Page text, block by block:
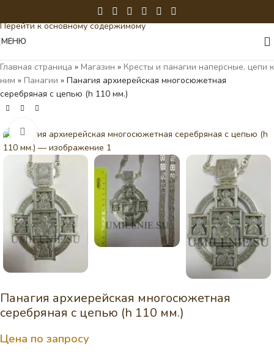
Перейти к основному содержимому
МЕНЮ
Главная страница » Магазин » Кресты и панагии наперсные, цепи к
ним » Панагии » Панагия архиерейская многосюжетная
серебряная с цепью (h 110 мм.)
Нажмите, чтобы увеличить
Панагия архиерейская многосюжетная
серебряная с цепью (h 110 мм.)
Цена по запросу